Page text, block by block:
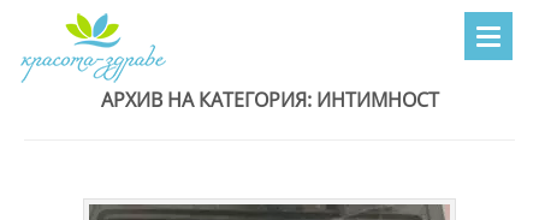
АРХИВ НА КАТЕГОРИЯ: ИНТИМНОСТ